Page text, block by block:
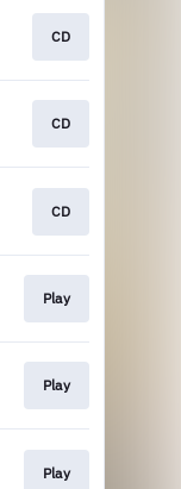
CD
CD
CD
Play
Play
Play